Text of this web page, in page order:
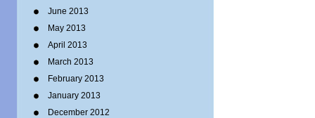
June 2013
May 2013
April 2013
March 2013
February 2013
January 2013
December 2012